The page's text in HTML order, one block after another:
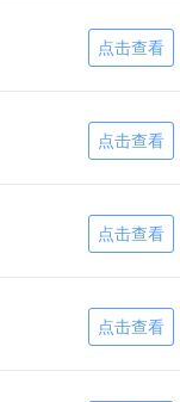
点击查看
点击查看
点击查看
点击查看